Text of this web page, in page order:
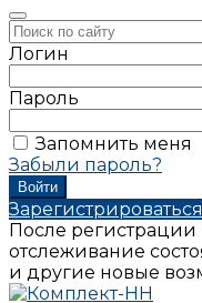
Логин
Пароль
Запомнить меня
Забыли пароль?
Зарегистрироваться
После регистрации
отслеживание
и другие новые